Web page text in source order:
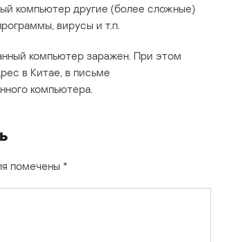
компьютер другие (более сложные)
вирусы и т.п.
компьютер заражен. При этом
в Китае, в письме
компьютера.
помечены *